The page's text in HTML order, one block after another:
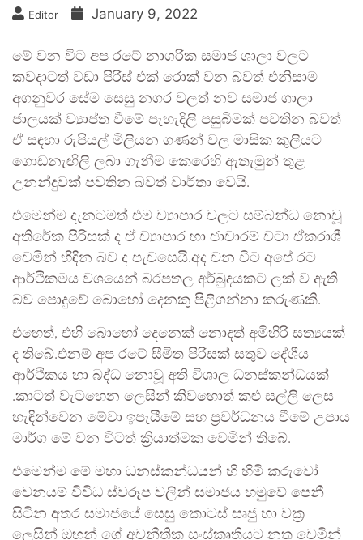
Editor January 9, 2022
මේ වන විට අප රටේ නාගරික සමාජ ශාලා වලට
කවදාටත් වඩා පිරිස් එක් රොක් වන බවත් එනිසාම
අගනුවර සේම සෙසු නගර වලත් නව සමාජ ශාලා
ජාලයක් ව්‍යාප්ත වීමේ පැහැදිලි පසුබිමක් පවතින බවත්
ඒ සඳහා රුපියල් මිලියන ගණන් වල මාසික කුලියට
ගොඩනැඟිලි ලබා ගැනීම කෙරෙහි ඇතැමුන් තුළ
උනන්දුවක් පවතින බවත් වාර්තා වෙයි.
එමෙන්ම දැනටමත් එම ව්‍යාපාර වලට සම්බන්ධ නොවූ
අතිරේක පිරිසක් ද ඒ ව්‍යාපාර හා ජාවාරම් වටා ඒකරාශී
වෙමින් හිඳින බව ද පැවසෙයි.අද වන විට අපේ රට
ආර්ථිකමය වශයෙන් බරපතල අර්බුදයකට ලක් ව ඇති
බව පොදුවේ බොහෝ දෙනකු පිළිගන්නා කරුණකි.
එහෙත්, එහි බොහෝ දෙනෙක් නොදත් අමිහිරි සත්‍යයක්
ද තිබේ.එනම් අප රටේ සීමිත පිරිසක් සතුව දේශීය
ආර්ථිකය හා බද්ධ නොවූ අති විශාල ධනස්කන්ධයක්
.කාටත් වැටහෙන ලෙසින් කිවහොත් කළු සල්ලි ලෙස
හැඳින්වෙන මේවා ඉපැයීමේ සහ ප්‍රවර්ධනය වීමේ උපාය
මාර්ග මේ වන විටත් ක්‍රියාත්මක වෙමින් තිබේ.
එමෙන්ම මේ මහා ධනස්කන්ධයන් හි හිමි කරුවෝ
වෙනයම් විවිධ ස්වරූප වලින් සමාජය හමුවේ පෙනී
සිටින අතර සමාජයේ සෙසු කොටස් සෘජු හා වක්‍ර
ලෙසින් ඔහුන් ගේ අවනීතික සංස්කෘතියට නතු වෙමින්